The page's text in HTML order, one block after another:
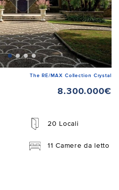
The RE/MAX Collection Crystal
8.300.000€
20 Locali
11 Camere da letto